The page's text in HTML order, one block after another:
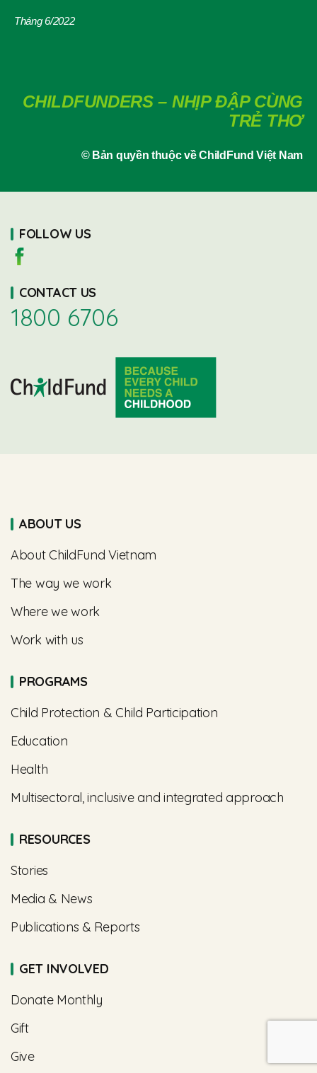
Tháng 6/2022
CHILDFUNDERS – NHỊP ĐẬP CÙNG
TRẺ THƠ
© Bản quyền thuộc về ChildFund Việt Nam
FOLLOW US
CONTACT US
1800 6706
ABOUT US
About ChildFund Vietnam
The way we work
Where we work
Work with us
PROGRAMS
Child Protection & Child Participation
Education
Health
Multisectoral, inclusive and integrated approach
RESOURCES
Stories
Media & News
Publications & Reports
GET INVOLVED
Donate Monthly
Gift
Give